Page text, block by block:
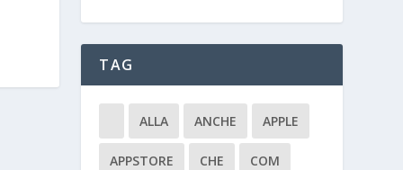
TAG
ALLA ANCHE APPLE
APPSTORE CHE COM